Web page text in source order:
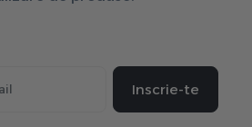
Inscrie-te